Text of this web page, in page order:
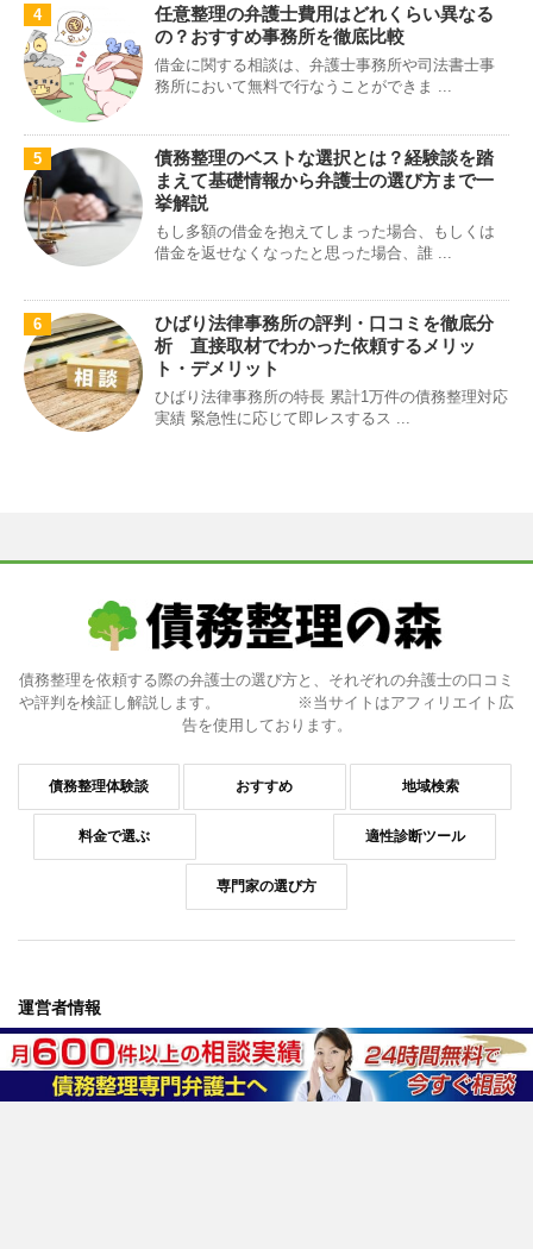
4
任意整理の弁護士費用はどれくらい異なる
の？おすすめ事務所を徹底比較
借金に関する相談は、弁護士事務所や司法書士事
務所において無料で行なうことができま ...
5
債務整理のベストな選択とは？経験談を踏
まえて基礎情報から弁護士の選び方まで一
挙解説
もし多額の借金を抱えてしまった場合、もしくは
借金を返せなくなったと思った場合、誰 ...
6
ひばり法律事務所の評判・口コミを徹底分
析 直接取材でわかった依頼するメリッ
ト・デメリット
ひばり法律事務所の特長 累計1万件の債務整理対応
実績 緊急性に応じて即レスするス ...
債務整理を依頼する際の弁護士の選び方と、それぞれの弁護士の口コミ
や評判を検証し解説します。 ※当サイトはアフィリエイト広
告を使用しております。
債務整理体験談 おすすめ 地域検索
料金で選ぶ 適性診断ツール
専門家の選び方
運営者情報
運営会社情報
お問い合わせ
プライバシーポリシー
コンプライアンスポリシー
情報セキュリティポリシー
反社会的勢力排除ポリシー